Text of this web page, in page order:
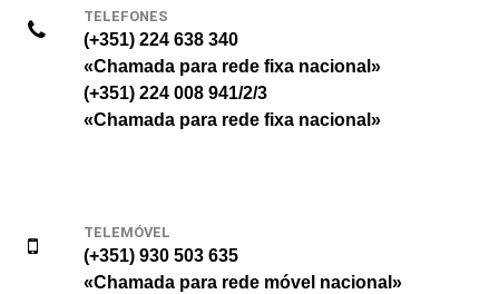
TELEFONES
(+351) 224 638 340
«Chamada para rede fixa nacional»
(+351) 224 008 941/2/3
«Chamada para rede fixa nacional»
TELEMÓVEL
(+351) 930 503 635
«Chamada para rede móvel nacional»